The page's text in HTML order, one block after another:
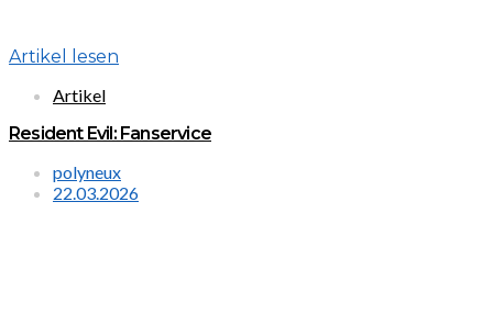
Artikel lesen
Artikel
Resident Evil: Fanservice
polyneux
22.03.2026